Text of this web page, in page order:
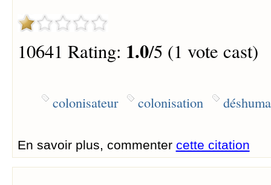
10641 Rating: 1.0/5 (1 vote cast)
colonisateur colonisation
En savoir plus, commenter cette citation